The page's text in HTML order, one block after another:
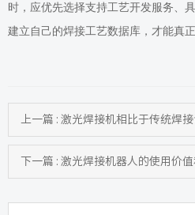
时，应优先选择支持工艺开发服务、
建立自己的焊接工艺数据库，才能真
下一篇 : 激光焊接机器人的使用价